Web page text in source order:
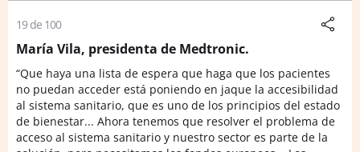
19 de 100
María Vila, presidenta de Medtronic.
“Que haya una lista de espera que haga que los pacientes
no puedan acceder está poniendo en jaque la accesibilidad
al sistema sanitario, que es uno de los principios del estado
de bienestar... Ahora tenemos que resolver el problema de
acceso al sistema sanitario y nuestro sector es parte de la